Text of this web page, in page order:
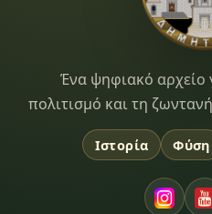
Dimitsana.gr
Ένα ψηφιακό αρχείο
πολιτισμό και τη
Ιστορία Φύση